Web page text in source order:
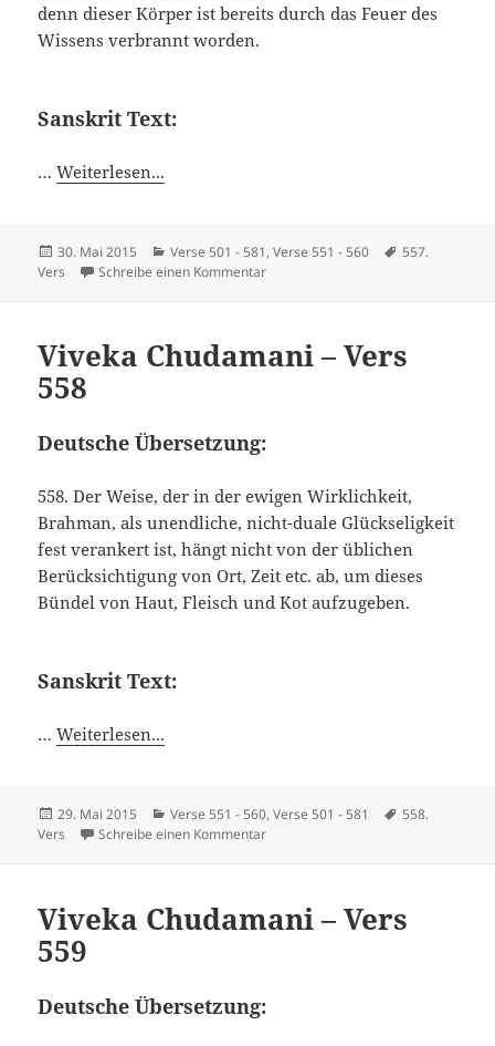
denn dieser Körper ist bereits durch das Feuer des
Wissens verbrannt worden.
Sanskrit Text:
…Weiterlesen...
Veröffentlicht
am
30. Mai 2015 Kategorien
Verse 501 - 581,Verse 551 - 560 Schlagwörter
557.
Vers
Schreibe einen Kommentarzu Viveka Chudamani – Vers 557
Viveka Chudamani – Vers
558
Deutsche Übersetzung:
558. Der Weise, der in der ewigen Wirklichkeit,
Brahman, als unendliche, nicht-duale Glückseligkeit
fest verankert ist, hängt nicht von der üblichen
Berücksichtigung von Ort, Zeit etc. ab, um dieses
Bündel von Haut, Fleisch und Kot aufzugeben.
Sanskrit Text:
…Weiterlesen...
Veröffentlicht
am
29. Mai 2015 Kategorien
Verse 551 - 560,Verse 501 - 581 Schlagwörter
558.
Vers
Schreibe einen Kommentarzu Viveka Chudamani – Vers 558
Viveka Chudamani – Vers
559
Deutsche Übersetzung: